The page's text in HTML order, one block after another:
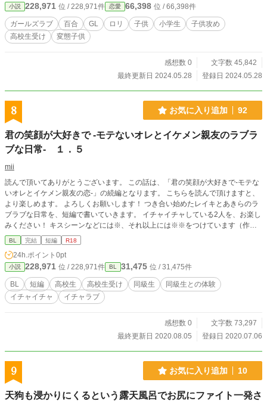
小説 228,971 位 / 228,971件 恋愛 66,398 位 / 66,398件
ガールズラブ 百合 GL ロリ 子供 小学生
子供攻め
高校生受け
変態子供
感想数 0
文字数 45,842
最終更新日 2024.05.28
登録日 2024.05.28
8 お気に入り追加 92
君の笑顔が大好きで -モテないオレとイケメン親友のラブラ
ブな日常- １．５
mii
読んで頂いてありがとうございます。 この話は、「君の笑顔が大好きで-モテな
いオレとイケメン親友の恋-」の続編となります。 こちらを読んで頂けますと、
より楽しめます。 よろしくお願いします！ つき合い始めたレイキとあきらのラ
ブラブな日常を、短編で書いていきます。 イチャイチャしている2人を、お楽し
みください！ キスシーンなどには※、それ以上には※※をつけています（作者
の独断です）。
BL 完結 短編 R18
24h.ポイント 0pt
小説 228,971 位 / 228,971件 BL 31,475 位 / 31,475件
BL 短編 高校生 高校生受け 同級生
同級生との体験
イチャイチャ
イチャラブ
感想数 0
文字数 73,297
最終更新日 2020.08.05
登録日 2020.07.06
9 お気に入り追加 10
天狗も浸かりにくるという露天風呂でお尻にファイト一発さ